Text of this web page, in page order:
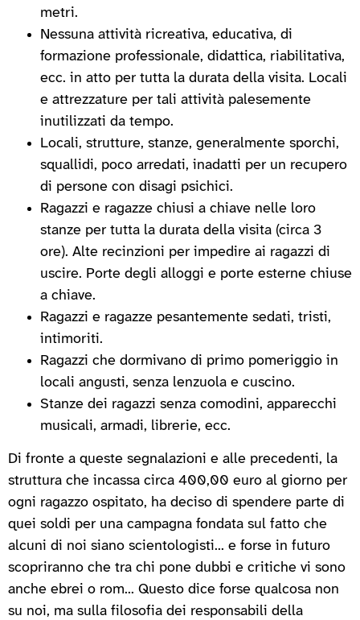
metri.
Nessuna attività ricreativa, educativa, di
formazione professionale, didattica, riabilitativa,
ecc. in atto per tutta la durata della visita. Locali
e attrezzature per tali attività palesemente
inutilizzati da tempo.
Locali, strutture, stanze, generalmente sporchi,
squallidi, poco arredati, inadatti per un recupero
di persone con disagi psichici.
Ragazzi e ragazze chiusi a chiave nelle loro
stanze per tutta la durata della visita (circa 3
ore). Alte recinzioni per impedire ai ragazzi di
uscire. Porte degli alloggi e porte esterne chiuse
a chiave.
Ragazzi e ragazze pesantemente sedati, tristi,
intimoriti.
Ragazzi che dormivano di primo pomeriggio in
locali angusti, senza lenzuola e cuscino.
Stanze dei ragazzi senza comodini, apparecchi
musicali, armadi, librerie, ecc.
Di fronte a queste segnalazioni e alle precedenti, la
struttura che incassa circa 400,00 euro al giorno per
ogni ragazzo ospitato, ha deciso di spendere parte di
quei soldi per una campagna fondata sul fatto che
alcuni di noi siano scientologisti... e forse in futuro
scopriranno che tra chi pone dubbi e critiche vi sono
anche ebrei o rom... Questo dice forse qualcosa non
su noi, ma sulla filosofia dei responsabili della